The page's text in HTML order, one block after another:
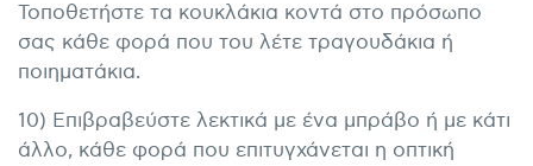
Τοποθετήστε τα κουκλάκια κοντά στο πρόσωπο
σας κάθε φορά που του λέτε τραγουδάκια ή
ποιηματάκια.
10) Επιβραβεύστε λεκτικά με ένα μπράβο ή με κάτι
άλλο, κάθε φορά που επιτυγχάνεται η οπτική